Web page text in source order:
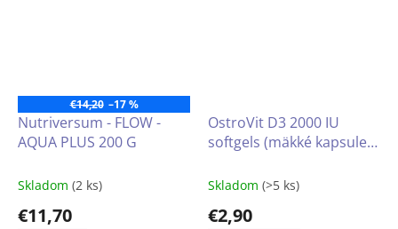
tieto výťažky doplnené
teanínom a extraktom z
čierneho korenia.
€14,20 –17 %
Nutriversum - FLOW -
AQUA PLUS 200 G
Skladom (2 ks)
€11,70
OstroVit D3 2000 IU
softgels (mäkké kapsule),
Skladom (>5 ks)
€2,90